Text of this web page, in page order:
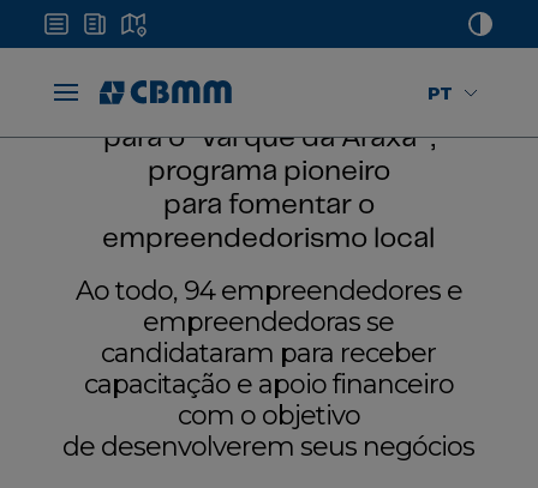
PT
CBMM divulga selecionados
para o “Vai que dá Araxá” ,
programa pioneiro
para fomentar o
empreendedorismo local
Ao todo, 94 empreendedores e
empreendedoras se
candidataram para receber
capacitação e apoio financeiro
com o objetivo
de desenvolverem seus negócios